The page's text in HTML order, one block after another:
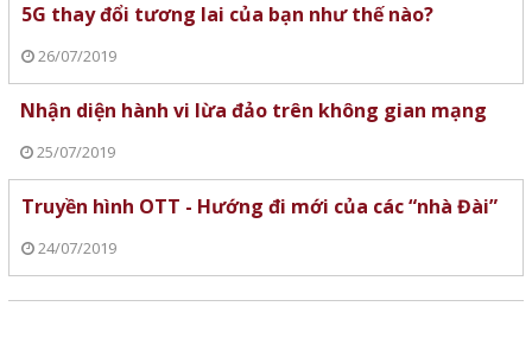
5G thay đổi tương lai của bạn như thế nào?
26/07/2019
Nhận diện hành vi lừa đảo trên không gian mạng
25/07/2019
Truyền hình OTT - Hướng đi mới của các “nhà Đài”
24/07/2019